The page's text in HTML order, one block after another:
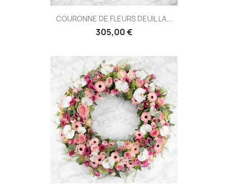
COURONNE DE FLEURS DEUIL LA...
305,00 €